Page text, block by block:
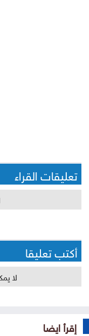
تعليقات القراء
أكتب تعليقا
لا
إقرأ ايضا